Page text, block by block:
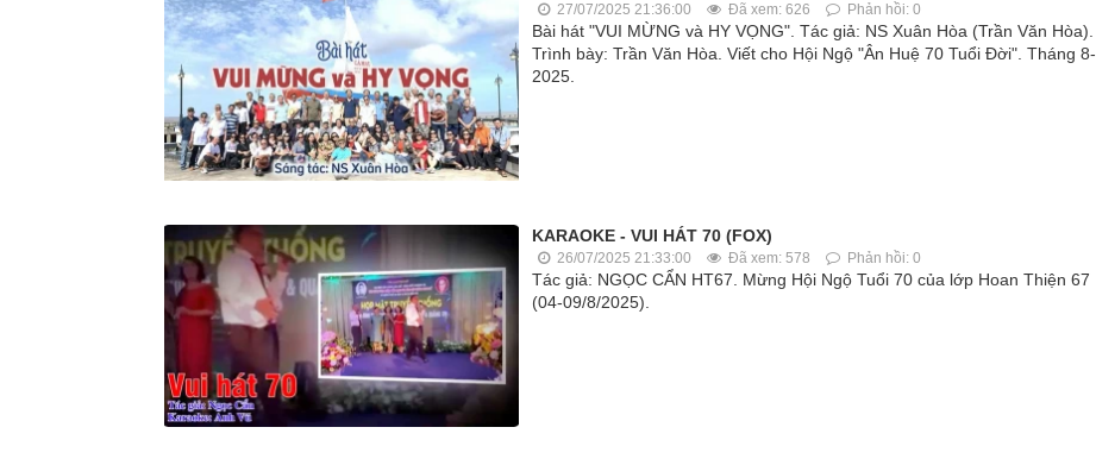
27/07/2025 21:36:00 Đã xem: 626 Phản hồi: 0
Bài hát "VUI MỪNG và HY VỌNG". Tác giả: NS Xuân Hòa (Trần Văn Hòa).
Trình bày: Trần Văn Hòa. Viết cho Hội Ngộ "Ân Huệ 70 Tuổi Đời". Tháng 8-
2025.
KARAOKE - VUI HÁT 70 (FOX)
26/07/2025 21:33:00 Đã xem: 578 Phản hồi: 0
Tác giả: NGỌC CẨN HT67. Mừng Hội Ngộ Tuổi 70 của lớp Hoan Thiện 67
(04-09/8/2025).